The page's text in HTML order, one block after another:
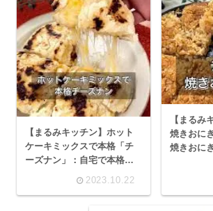
【まるみキッチン】ホット
ケーキミックスで本格「チ
ーズナン」：自宅で本格的
な味わいを楽しむレシピ
2023.10.22
【まるみ
焼きおに
焼きおに